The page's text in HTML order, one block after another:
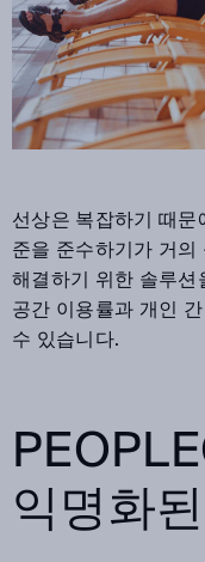
선상은 복잡하기 때
준을 준수하기가 거
해결하기 위한 솔루
공간 이용률과 개인
수 있습니다.
익명화